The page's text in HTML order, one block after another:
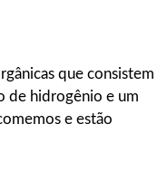
que consistem
de hidrogênio e um
e estão